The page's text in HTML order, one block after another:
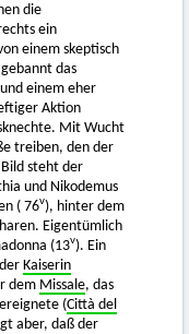
die
ein
einem skeptisch
das
einem eher
Aktion
Mit Wucht
treiben, den der
steht der
und Nikodemus
( 76v), hinter dem
Eigentümlich
(13v). Ein
Kaiserin
dem Missale, das
(Città del
aber, daß der